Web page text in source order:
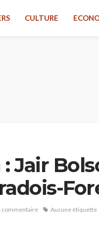
CULTURE
Jair
commentaire Aucune étiquette